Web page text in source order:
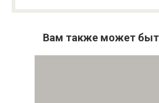
Вам также может